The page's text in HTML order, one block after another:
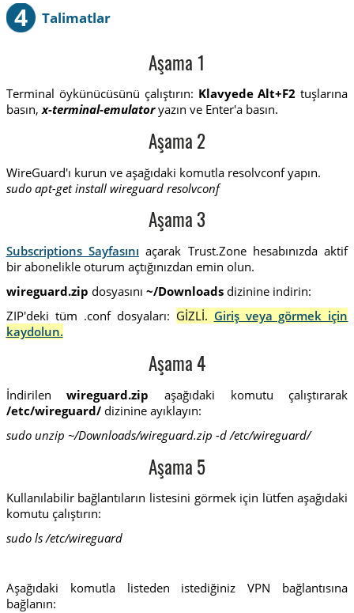
4 Talimatlar
Aşama 1
Terminal öykünücüsünü çalıştırın: Klavyede Alt+F2 tuşlarına
basın,x-terminal-emulatoryazın ve Enter'a basın.
Aşama 2
WireGuard'ı kurun ve aşağıdaki komutla resolvconf yapın.
sudo apt-get install wireguard resolvconf
Aşama 3
Subscriptions Sayfasını açarak Trust.Zone hesabınızda aktif
bir abonelikle oturum açtığınızdan emin olun.
wireguard.zip dosyasını ~/Downloadsdizinine indirin:
ZIP'deki tüm .conf dosyaları: GİZLİ. Giriş veya görmek için
kaydolun.
Aşama 4
İndirilenwireguard.zip aşağıdaki komutu çalıştırarak
/etc/wireguard/dizinine ayıklayın:
sudo unzip ~/Downloads/wireguard.zip -d /etc/wireguard/
Aşama 5
Kullanılabilir bağlantıların listesini görmek için lütfen aşağıdaki
komutu çalıştırın:
sudo ls /etc/wireguard
Aşağıdaki komutla listeden istediğiniz VPN bağlantısına
bağlanın: